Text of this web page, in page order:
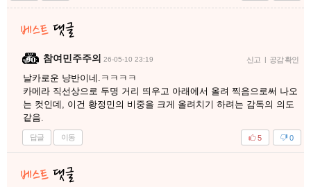
참여민주주의 26-05-10 23:19 신고 | 공감 확인
날카로운 냥반이네.ㅋㅋㅋㅋ
카메라 직선상으로 두명 거리 띄우고 아래에서 올려 찍음으로써 나오
는 컷인데, 이건 황정민의 비중을 크게 올려치기 하려는 감독의 의도
같음.
답글 이동 0
5